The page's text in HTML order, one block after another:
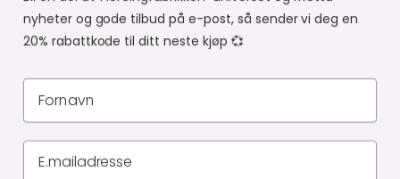
MER FRA PIERCINGFABRIKKEN
Personvernerklæring
nyheter og gode tilbud på e-post, så sender vi deg en
20% rabattkode til ditt neste kjøp 💞